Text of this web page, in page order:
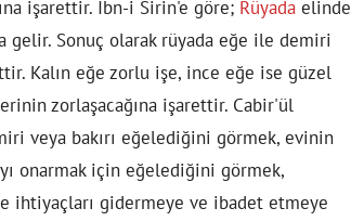
işarettir. İbn-i Sirin'e göre; Rüyada elinde
gelir. Sonuç olarak rüyada eğe ile demiri
Kalın eğe zorlu işe, ince eğe ise güzel
zorlaşacağına işarettir. Cabir'ül
veya bakırı eğelediğini görmek, evinin
onarmak için eğelediğini görmek,
ihtiyaçları gidermeye ve ibadet etmeye